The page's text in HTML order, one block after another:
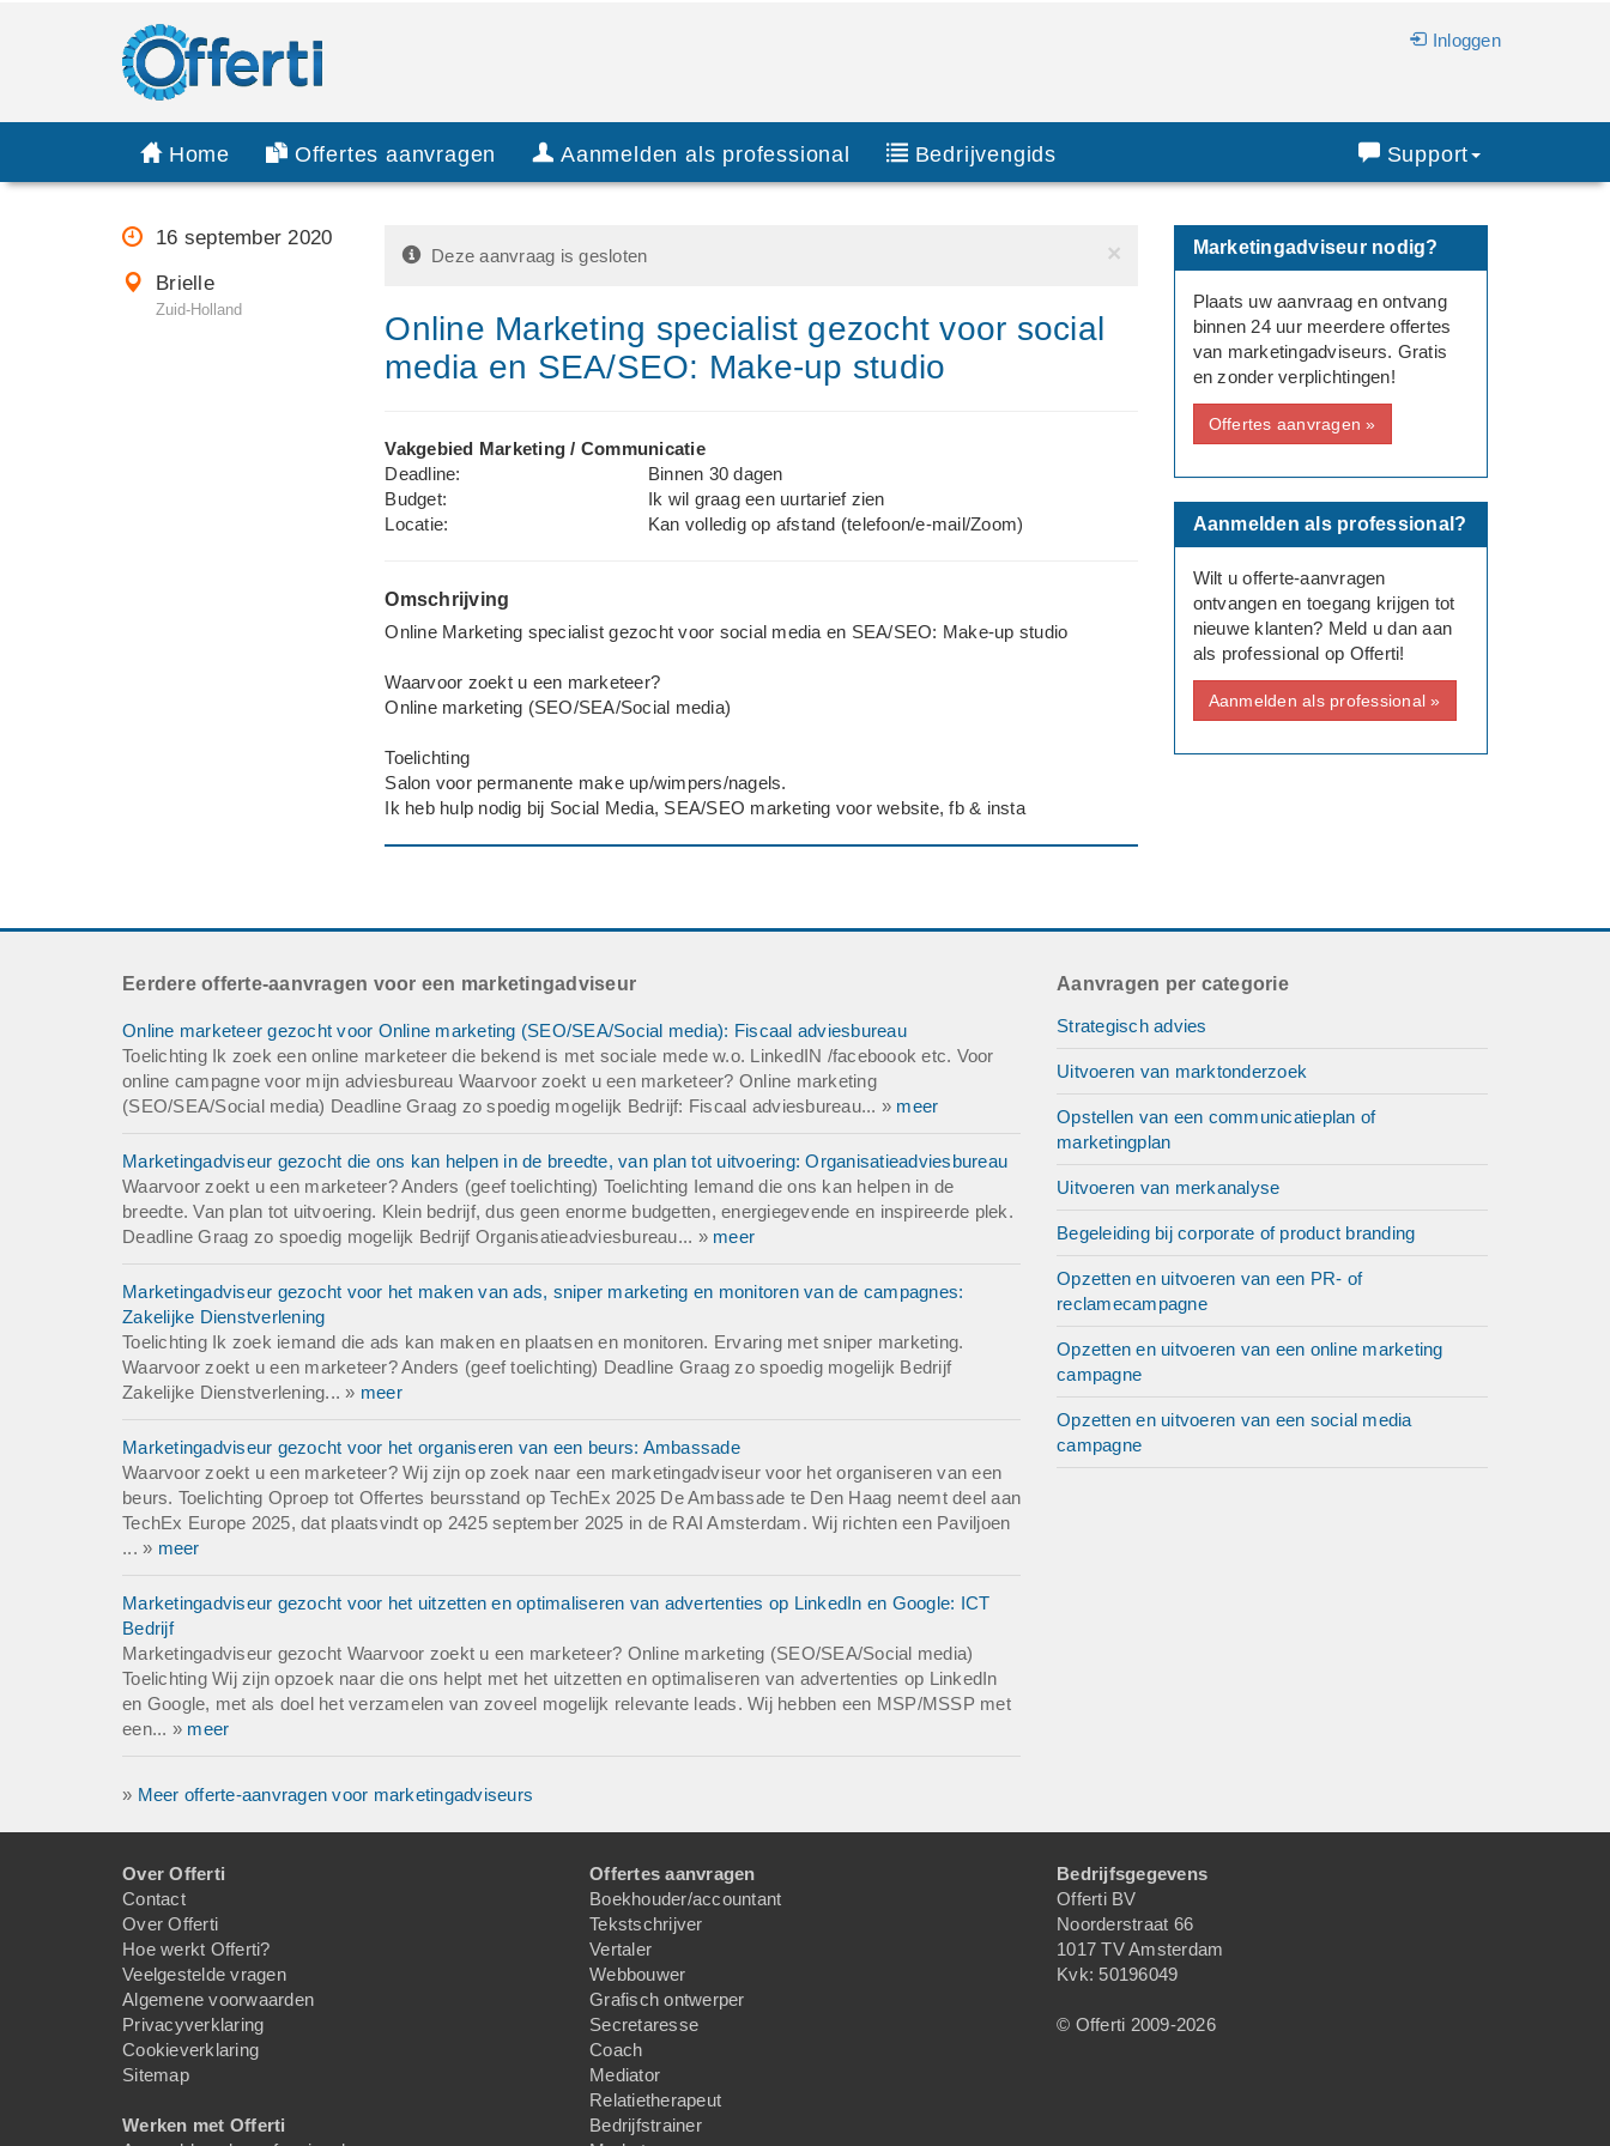
Inloggen
Home Offertes aanvragen Aanmelden als professional Bedrijvengids Support
16 september 2020
Brielle
Zuid-Holland
×
Deze aanvraag is gesloten
Online Marketing specialist gezocht voor social
media en SEA/SEO: Make-up studio
Vakgebied Marketing / Communicatie
Deadline:
Binnen 30 dagen
Budget:
Ik wil graag een uurtarief zien
Locatie:
Kan volledig op afstand (telefoon/e-mail/Zoom)
Omschrijving
Online Marketing specialist gezocht voor social media en SEA/SEO: Make-up studio
Waarvoor zoekt u een marketeer?
Online marketing (SEO/SEA/Social media)
Toelichting
Salon voor permanente make up/wimpers/nagels.
Ik heb hulp nodig bij Social Media, SEA/SEO marketing voor website, fb & insta
Marketingadviseur nodig?
Plaats uw aanvraag en ontvang
binnen 24 uur meerdere offertes
van marketingadviseurs. Gratis
en zonder verplichtingen!
Offertes aanvragen »
Aanmelden als professional?
Wilt u offerte-aanvragen
ontvangen en toegang krijgen tot
nieuwe klanten? Meld u dan aan
als professional op Offerti!
Aanmelden als professional »
Eerdere offerte-aanvragen voor een marketingadviseur
Online marketeer gezocht voor Online marketing (SEO/SEA/Social media): Fiscaal adviesbureau
Toelichting Ik zoek een online marketeer die bekend is met sociale mede w.o. LinkedIN /faceboook etc. Voor
online campagne voor mijn adviesbureau Waarvoor zoekt u een marketeer? Online marketing
(SEO/SEA/Social media) Deadline Graag zo spoedig mogelijk Bedrijf: Fiscaal adviesbureau... » meer
Marketingadviseur gezocht die ons kan helpen in de breedte, van plan tot uitvoering: Organisatieadviesbureau
Waarvoor zoekt u een marketeer? Anders (geef toelichting) Toelichting Iemand die ons kan helpen in de
breedte. Van plan tot uitvoering. Klein bedrijf, dus geen enorme budgetten, energiegevende en inspireerde plek.
Deadline Graag zo spoedig mogelijk Bedrijf Organisatieadviesbureau... » meer
Marketingadviseur gezocht voor het maken van ads, sniper marketing en monitoren van de campagnes:
Zakelijke Dienstverlening
Toelichting Ik zoek iemand die ads kan maken en plaatsen en monitoren. Ervaring met sniper marketing.
Waarvoor zoekt u een marketeer? Anders (geef toelichting) Deadline Graag zo spoedig mogelijk Bedrijf
Zakelijke Dienstverlening... » meer
Marketingadviseur gezocht voor het organiseren van een beurs: Ambassade
Waarvoor zoekt u een marketeer? Wij zijn op zoek naar een marketingadviseur voor het organiseren van een
beurs. Toelichting Oproep tot Offertes beursstand op TechEx 2025 De Ambassade te Den Haag neemt deel aan
TechEx Europe 2025, dat plaatsvindt op 2425 september 2025 in de RAI Amsterdam. Wij richten een Paviljoen
... » meer
Marketingadviseur gezocht voor het uitzetten en optimaliseren van advertenties op LinkedIn en Google: ICT
Bedrijf
Marketingadviseur gezocht Waarvoor zoekt u een marketeer? Online marketing (SEO/SEA/Social media)
Toelichting Wij zijn opzoek naar die ons helpt met het uitzetten en optimaliseren van advertenties op LinkedIn
en Google, met als doel het verzamelen van zoveel mogelijk relevante leads. Wij hebben een MSP/MSSP met
een... » meer
» Meer offerte-aanvragen voor marketingadviseurs
Aanvragen per categorie
Strategisch advies
Uitvoeren van marktonderzoek
Opstellen van een communicatieplan of
marketingplan
Uitvoeren van merkanalyse
Begeleiding bij corporate of product branding
Opzetten en uitvoeren van een PR- of
reclamecampagne
Opzetten en uitvoeren van een online marketing
campagne
Opzetten en uitvoeren van een social media
campagne
Over Offerti
Contact
Over Offerti
Hoe werkt Offerti?
Veelgestelde vragen
Algemene voorwaarden
Privacyverklaring
Cookieverklaring
Sitemap
Werken met Offerti
Offertes aanvragen
Boekhouder/accountant
Tekstschrijver
Vertaler
Webbouwer
Grafisch ontwerper
Secretaresse
Coach
Mediator
Relatietherapeut
Bedrijfstrainer
Bedrijfsgegevens
Offerti BV
Noorderstraat 66
1017 TV Amsterdam
Kvk: 50196049
© Offerti 2009-2026